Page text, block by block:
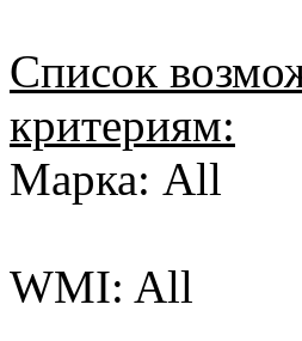
Список
критериям:
Марка: All
WMI: All